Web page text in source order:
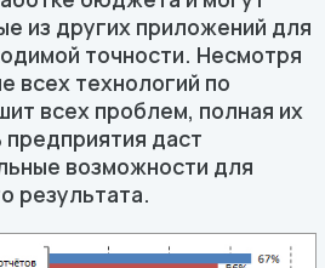
из других приложений для
точности. Несмотря
всех технологий по
всех проблем, полная их
даст
возможности для
результата.